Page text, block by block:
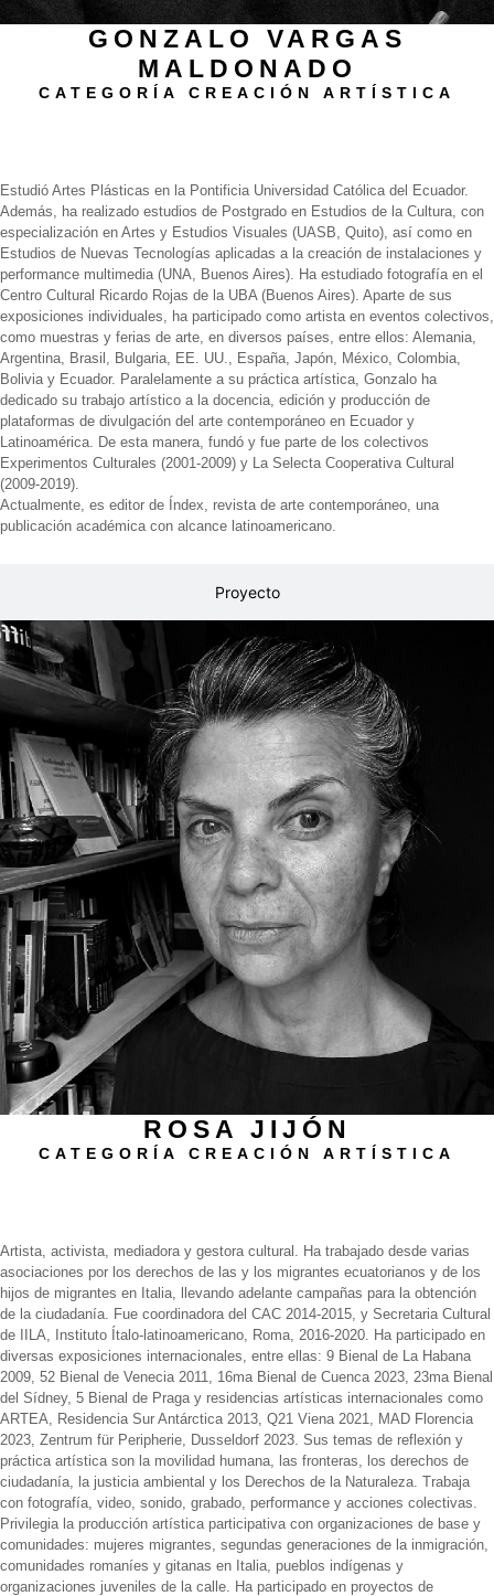
GONZALO VARGAS
MALDONADO
CATEGORÍA CREACIÓN ARTÍSTICA
Proyecto
Estudió Artes Plásticas en la Pontificia Universidad Católica del Ecuador.
Además, ha realizado estudios de Postgrado en Estudios de la Cultura, con
especialización en Artes y Estudios Visuales (UASB, Quito), así como en
Estudios de Nuevas Tecnologías aplicadas a la creación de instalaciones y
performance multimedia (UNA, Buenos Aires). Ha estudiado fotografía en el
Centro Cultural Ricardo Rojas de la UBA (Buenos Aires). Aparte de sus
exposiciones individuales, ha participado como artista en eventos colectivos,
como muestras y ferias de arte, en diversos países, entre ellos: Alemania,
Argentina, Brasil, Bulgaria, EE. UU., España, Japón, México, Colombia,
Bolivia y Ecuador. Paralelamente a su práctica artística, Gonzalo ha
dedicado su trabajo artístico a la docencia, edición y producción de
plataformas de divulgación del arte contemporáneo en Ecuador y
Latinoamérica. De esta manera, fundó y fue parte de los colectivos
Experimentos Culturales (2001-2009) y La Selecta Cooperativa Cultural
(2009-2019).
Actualmente, es editor de Índex, revista de arte contemporáneo, una
publicación académica con alcance latinoamericano.
ROSA JIJÓN
CATEGORÍA CREACIÓN ARTÍSTICA
Artista, activista, mediadora y gestora cultural. Ha trabajado desde varias
asociaciones por los derechos de las y los migrantes ecuatorianos y de los
hijos de migrantes en Italia, llevando adelante campañas para la obtención
de la ciudadanía. Fue coordinadora del CAC 2014-2015, y Secretaria Cultural
de IILA, Instituto Ítalo-latinoamericano, Roma, 2016-2020. Ha participado en
diversas exposiciones internacionales, entre ellas: 9 Bienal de La Habana
2009, 52 Bienal de Venecia 2011, 16ma Bienal de Cuenca 2023, 23ma Bienal
del Sídney, 5 Bienal de Praga y residencias artísticas internacionales como
ARTEA, Residencia Sur Antárctica 2013, Q21 Viena 2021, MAD Florencia
2023, Zentrum für Peripherie, Dusseldorf 2023. Sus temas de reflexión y
práctica artística son la movilidad humana, las fronteras, los derechos de
ciudadanía, la justicia ambiental y los Derechos de la Naturaleza. Trabaja
con fotografía, video, sonido, grabado, performance y acciones colectivas.
Privilegia la producción artística participativa con organizaciones de base y
comunidades: mujeres migrantes, segundas generaciones de la inmigración,
comunidades romaníes y gitanas en Italia, pueblos indígenas y
organizaciones juveniles de la calle. Ha participado en proyectos de